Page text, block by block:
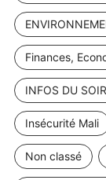
Finances,
INFOS DU
Insécurité Mali
Non classé